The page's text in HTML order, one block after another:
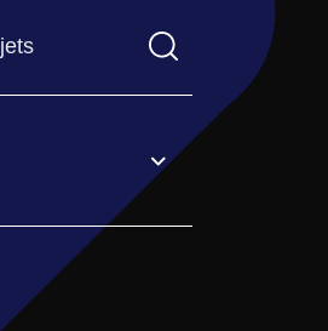
devez saisir un terme de